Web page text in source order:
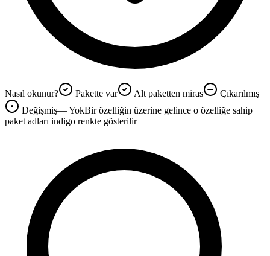
Nasıl okunur? Pakette var Alt paketten miras
Çıkarılmış
Değişmiş—YokBir özelliğin üzerine gelince o özelliğe sahip
paket adları indigo renkte gösterilir